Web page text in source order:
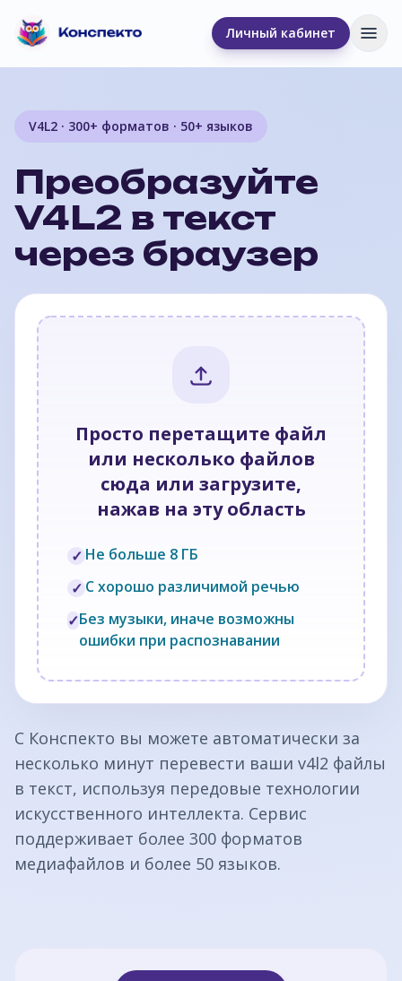
Личный кабинет
V4L2 · 300+ форматов · 50+ языков
Преобразуйте
V4L2 в текст
через браузер
Просто перетащите файл
или несколько файлов
сюда или загрузите,
нажав на эту область
✓ Не больше 8 ГБ
✓ С хорошо различимой речью
✓Без музыки, иначе возможны
ошибки при распознавании
С Конспекто вы можете автоматически за
несколько минут перевести ваши v4l2 файлы
в текст, используя передовые технологии
искусственного интеллекта. Сервис
поддерживает более 300 форматов
медиафайлов и более 50 языков.